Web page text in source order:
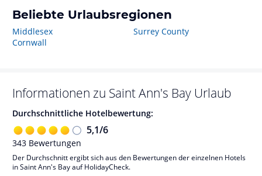
Beliebte Urlaubsregionen
Middlesex
Cornwall
Surrey County
Informationen zu Saint Ann's Bay Urlaub
Durchschnittliche Hotelbewertung:
5,1/6
343 Bewertungen
Der Durchschnitt ergibt sich aus den Bewertungen der einzelnen Hotels
in Saint Ann's Bay auf HolidayCheck.